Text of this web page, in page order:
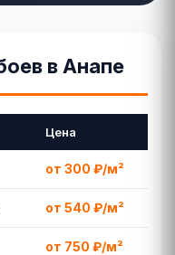
в Анапе
Цена
от 300 ₽/м²
от 540 ₽/м²
от 750 ₽/м²